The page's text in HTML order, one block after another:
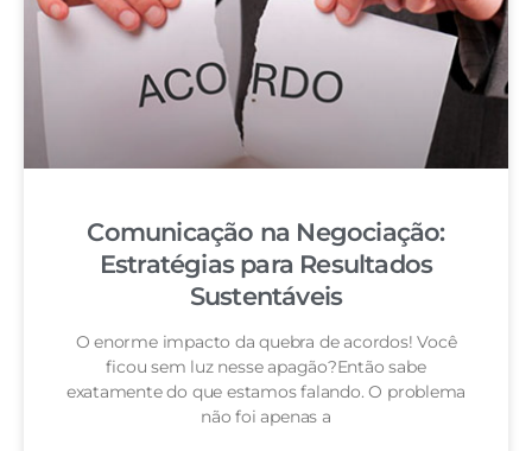
Comunicação na Negociação:
Estratégias para Resultados
Sustentáveis
O enorme impacto da quebra de acordos! Você
ficou sem luz nesse apagão?Então sabe
exatamente do que estamos falando. O problema
não foi apenas a